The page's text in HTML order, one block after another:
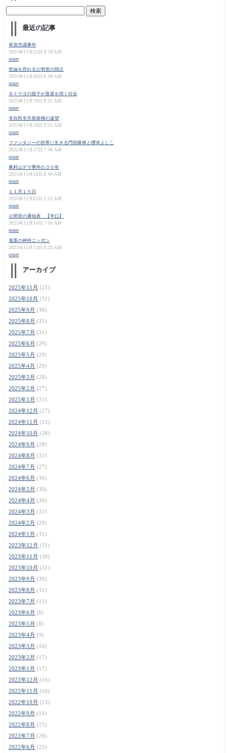
最近の記事
草加市議事件
2025年11月21日 9:19 AM
orner
世論を恐れる公明党の弱点
2025年11月20日 6:49 AM
orner
ネトウヨの面子が衰退を招く社会
2025年11月19日 8:31 AM
orner
非自民非共産政権の遠望
2025年11月18日 9:21 AM
orner
ファンタジーの世界に生きる門田隆将と櫻井よしこ
2025年11月17日 7:46 AM
orner
東村山デマ事件の３０年
2025年11月16日 8:46 AM
orner
１１月１５日
2025年11月15日 5:23 AM
orner
公明党の通知表 【辛口】
2025年11月14日 7:09 AM
orner
鬼畜の神州ニッポン
2025年11月13日 8:23 AM
orner
アーカイブ
2025年11月 (21)
2025年10月 (31)
2025年9月 (30)
2025年8月 (31)
2025年7月 (31)
2025年6月 (29)
2025年5月 (29)
2025年4月 (29)
2025年3月 (28)
2025年2月 (27)
2025年1月 (31)
2024年12月 (27)
2024年11月 (25)
2024年10月 (28)
2024年9月 (28)
2024年8月 (31)
2024年7月 (27)
2024年6月 (30)
2024年5月 (30)
2024年4月 (30)
2024年3月 (31)
2024年2月 (29)
2024年1月 (31)
2023年12月 (31)
2023年11月 (30)
2023年10月 (31)
2023年9月 (30)
2023年8月 (31)
2023年7月 (11)
2023年6月 (8)
2023年5月 (8)
2023年4月 (9)
2023年3月 (10)
2023年2月 (17)
2023年1月 (17)
2022年12月 (16)
2022年11月 (16)
2022年10月 (13)
2022年9月 (14)
2022年8月 (23)
2022年7月 (20)
2022年6月 (22)